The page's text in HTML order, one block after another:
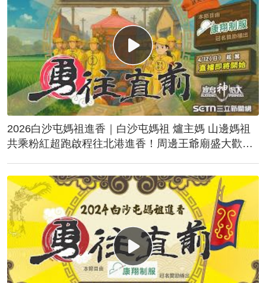
2026白沙屯媽祖進香｜白沙屯媽祖 爐主媽 山邊媽祖
共乘粉紅超跑啟程往北港進香！周邊王爺廟盛大歡